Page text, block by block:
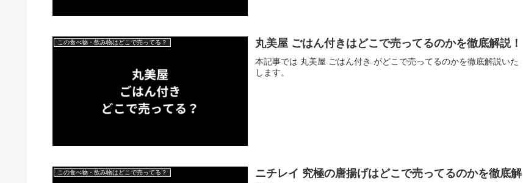
この食べ物・飲み物はどこで売ってる？ 丸美屋 ごはん付きはどこで売ってるのかを徹底解説！
本記事では 丸美屋 ごはん付き がどこで売ってるのかを徹底解説いた
します。
この食べ物・飲み物はどこで売ってる？
ニチレイ 究極の唐揚げはどこで売ってるのかを徹底解